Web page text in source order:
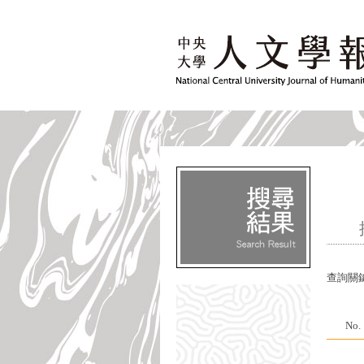
查詢關
No.